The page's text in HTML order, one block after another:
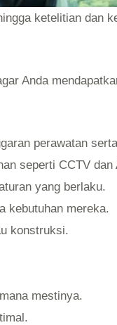
ketelitian dan
Anda
perawatan
seperti CCTV dan
yang berlaku.
kebutuhan mereka.
konstruksi.
mestinya.